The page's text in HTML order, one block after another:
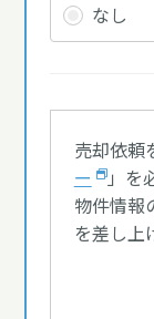
なし
売却依頼
ー
」を
物件情報
を差し上